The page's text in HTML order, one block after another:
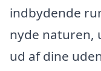
indbydende
nyde naturen,
ud af dine